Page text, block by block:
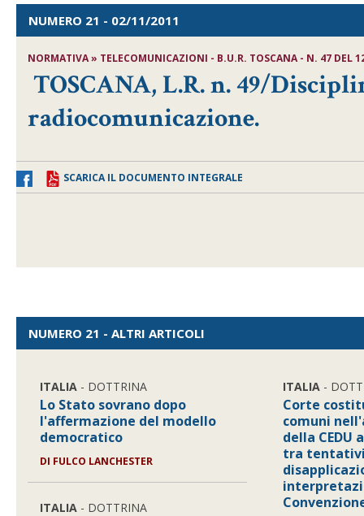
NUMERO 21 - 02/11/2011
NORMATIVA » TELECOMUNICAZIONI - B.U.R. TOSCANA - N. 47 DEL
TOSCANA, L.R. n. 49/
radiocomunicazione.
SCARICA IL DOCUMENTO INTEGRALE
NUMERO 21 - ALTRI ARTICOLI
ITALIA - DOTTRINA
Lo Stato sovrano dopo
l'affermazione del modello
democratico
DI FULCO LANCHESTER
ITALIA - DOTTRINA
ITALIA -
Corte
comuni
della
tra